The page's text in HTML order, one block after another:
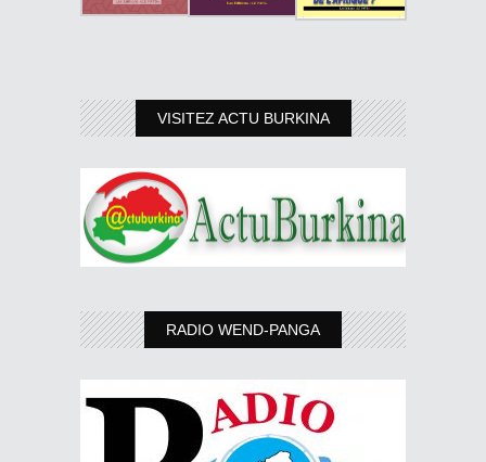
VISITEZ ACTU BURKINA
RADIO WEND-PANGA